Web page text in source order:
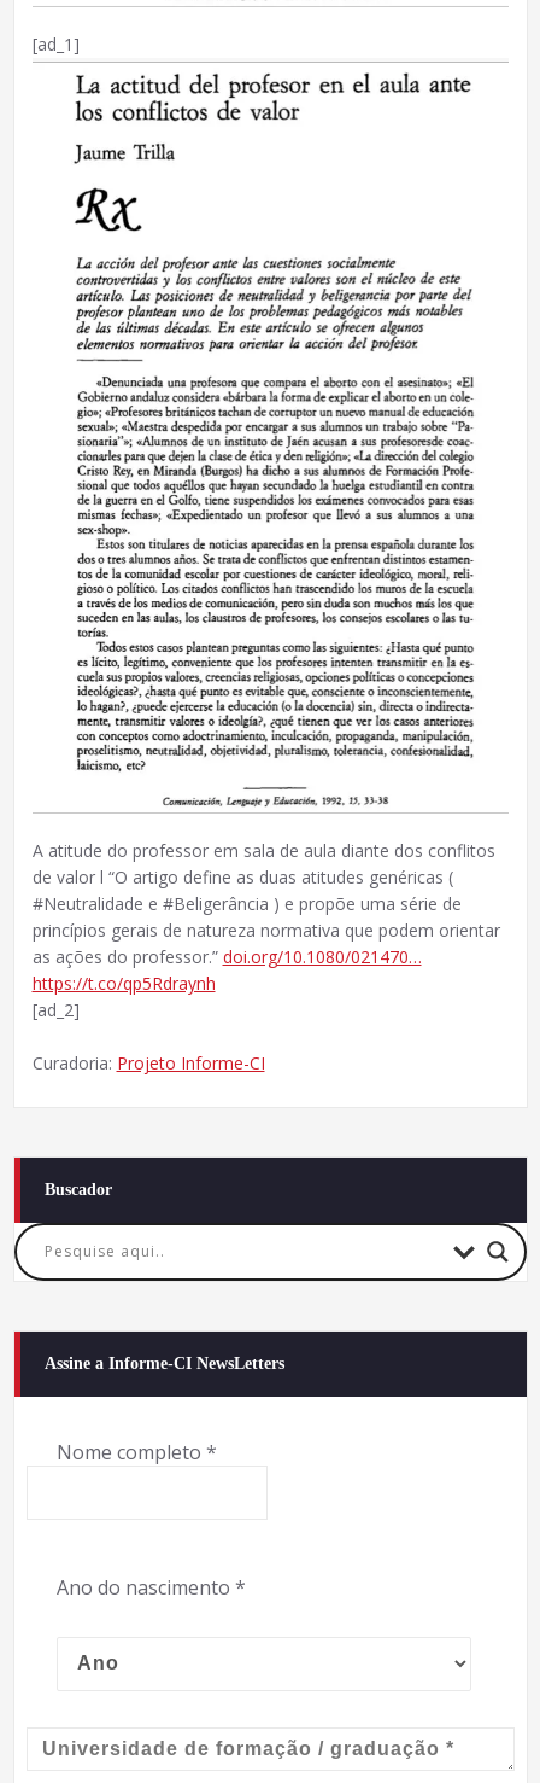
[ad_1]
A atitude do professor em sala de aula diante dos conflitos
de valor l “O artigo define as duas atitudes genéricas (
#Neutralidade e #Beligerância ) e propõe uma série de
princípios gerais de natureza normativa que podem orientar
as ações do professor.” doi.org/10.1080/021470…
https://t.co/qp5Rdraynh
[ad_2]
Curadoria: Projeto Informe-CI
Buscador
Assine a Informe-CI NewsLetters
Nome completo *
Ano do nascimento *